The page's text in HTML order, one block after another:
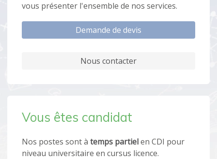
vous présenter l'ensemble de nos services.
Demande de devis
Nous contacter
Vous êtes candidat
Nos postes sont à temps partielen CDI pour
niveau universitaire en cursus licence.